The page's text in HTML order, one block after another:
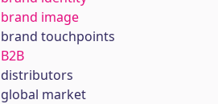
brand image
brand touchpoints
B2B
distributors
global market